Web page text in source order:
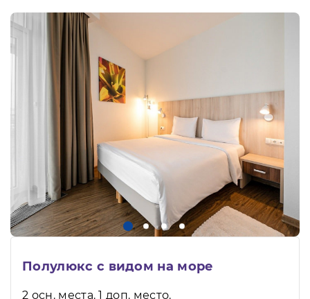
Полулюкс с видом на море
2 осн. места. 1 доп. место.